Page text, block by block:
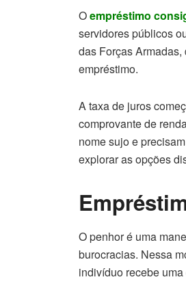
Oempréstimo
servidores públicos
das Forças
empréstimo.
A taxa de juros
comprovante de
nome sujo e
explorar as opções
O penhor é uma
burocracias. Nessa
indivíduo recebe